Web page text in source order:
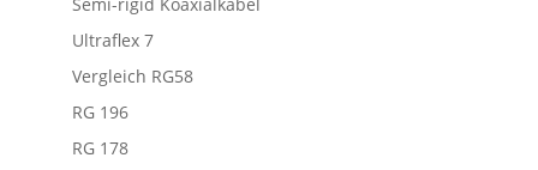
Ultraflex 7
Vergleich RG58
RG 196
RG 178